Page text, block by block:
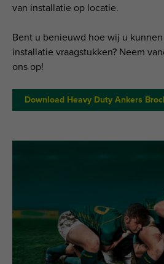
van installatie op locatie.
Bent u benieuwd hoe wij u
installatie vraagstukken? Neem
ons op!
Download Heavy Duty Ankers